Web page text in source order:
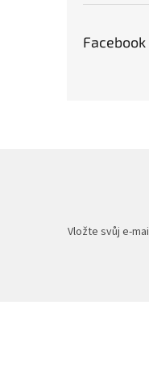
Facebook
Vložte svůj e-